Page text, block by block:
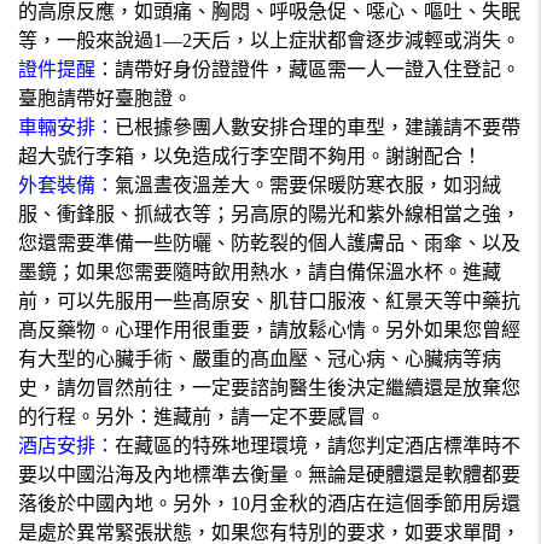
的高原反應，如頭痛、胸悶、呼吸急促、噁心、嘔吐、失眠
等，一般來說過1—2天后，以上症狀都會逐步減輕或消失。
證件提醒 ：請帶好身份證證件，藏區需一人一證入住登記。
臺胞請帶好臺胞證。
車輛安排： 已根據參團人數安排合理的車型，建議請不要帶
超大號行李箱，以免造成行李空間不夠用。謝謝配合！
外套裝備：氣溫晝夜溫差大。需要保暖防寒衣服，如羽絨
服、衝鋒服、抓絨衣等；另高原的陽光和紫外線相當之強，
您還需要準備一些防曬、防乾裂的個人護膚品、雨傘、以及
墨鏡；如果您需要隨時飲用熱水，請自備保溫水杯。進藏
前，可以先服用一些髙原安、肌苷口服液、紅景天等中藥抗
髙反藥物。心理作用很重要，請放鬆心情。另外如果您曾經
有大型的心臟手術、嚴重的髙血壓、冠心病、心臟病等病
史，請勿冒然前往，一定要諮詢醫生後決定繼續還是放棄您
的行程。另外：進藏前，請一定不要感冒。
酒店安排：在藏區的特殊地理環境，請您判定酒店標準時不
要以中國沿海及內地標準去衡量。無論是硬體還是軟體都要
落後於中國內地。另外，10月金秋的酒店在這個季節用房還
是處於異常緊張狀態，如果您有特別的要求，如要求單間，